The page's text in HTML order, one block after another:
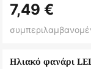
στην
αρχή
συλλογής
Ηλιακό φανάρι
7,49 €